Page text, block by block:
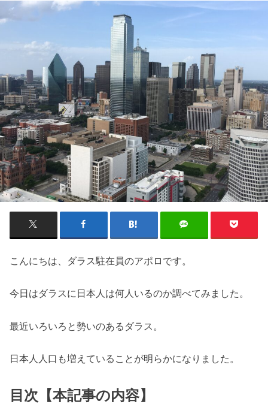
こんにちは、ダラス駐在員のアポロです。
今日はダラスに日本人は何人いるのか調べてみました。
最近いろいろと勢いのあるダラス。
日本人人口も増えていることが明らかになりました。
目次【本記事の内容】